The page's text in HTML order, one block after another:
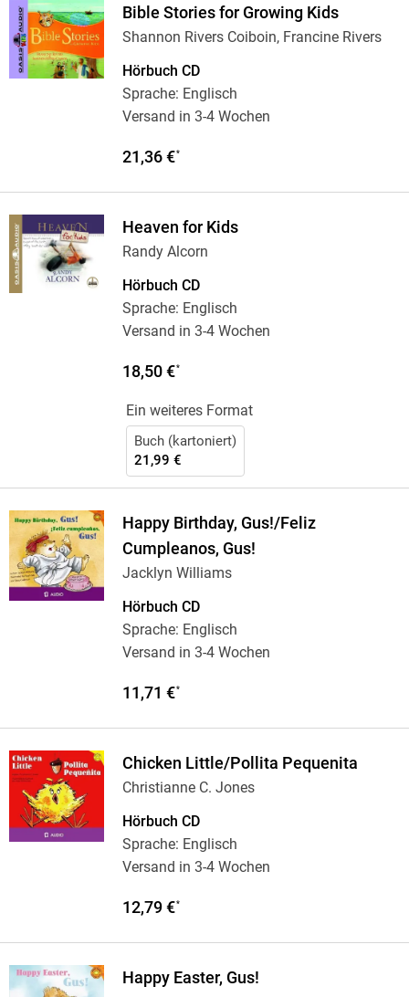
Bible Stories for Growing Kids
Shannon Rivers Coiboin, Francine Rivers
Hörbuch CD
Sprache: Englisch
Versand in 3-4 Wochen
21,36 €*
Heaven for Kids
Randy Alcorn
Hörbuch CD
Sprache: Englisch
Versand in 3-4 Wochen
18,50 €*
Ein weiteres Format
Buch (kartoniert)
21,99 €
Happy Birthday, Gus!/Feliz
Cumpleanos, Gus!
Jacklyn Williams
Hörbuch CD
Sprache: Englisch
Versand in 3-4 Wochen
11,71 €*
Chicken Little/Pollita Pequenita
Christianne C. Jones
Hörbuch CD
Sprache: Englisch
Versand in 3-4 Wochen
12,79 €*
Happy Easter, Gus!